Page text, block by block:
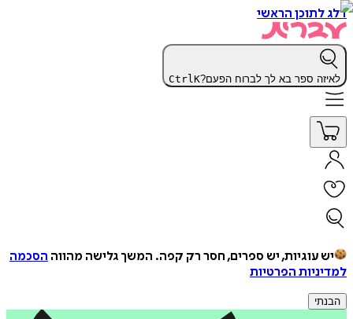
דלג לתוכן הראשי
לאיזה ספר בא לך לברוח הפעם? CtrlK
יש עוגיות, יש ספרים, חסר רק קפה. המשך גלישה מהווה הסכמה
למדיניות הפרטיות
הבנתי